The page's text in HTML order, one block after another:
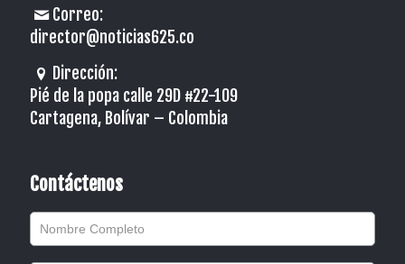
Correo:
director@noticias625.co
Dirección:
Pié de la popa calle 29D #22-109
Cartagena, Bolívar – Colombia
Contáctenos